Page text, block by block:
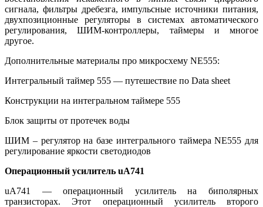
сигнала, фильтры дребезга, импульсные источники питания,
двухпозиционные регуляторы в системах автоматического
регулирования, ШИМ-контроллеры, таймеры и многое
другое.
Дополнительные материалы про микросхему NE555:
Интегральный таймер 555 — путешествие по Data sheet
Конструкции на интегральном таймере 555
Блок защиты от протечек воды
ШИМ – регулятор на базе интегрального таймера NE555 для
регулирование яркости светодиодов
Операционный усилитель uA741
uA741 — операционный усилитель на биполярных
транзисторах. Этот операционный усилитель второго